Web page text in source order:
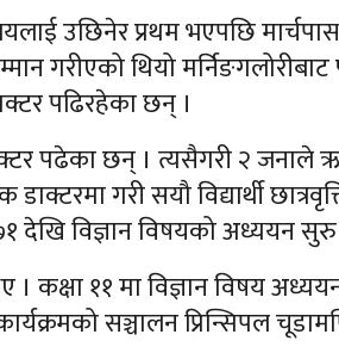
उछिनेर प्रथम भएपछि
गरीएको थियो
पढिरहेका छन् ।
पढेका छन् । त्यसैगरी २
गरी सयौ विद्यार्थी
विज्ञान विषयको अध्ययन सुरु
कक्षा ११ मा विज्ञान विषय
सञ्चालन प्रिन्सिपल